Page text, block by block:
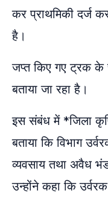
कर प्राथमिकी दर्ज
है।
जप्त किए गए ट्रक के
बताया जा रहा है।
इस संबंध में *जिला
बताया कि विभाग
व्यवसाय तथा अवैध
उन्होंने कहा कि